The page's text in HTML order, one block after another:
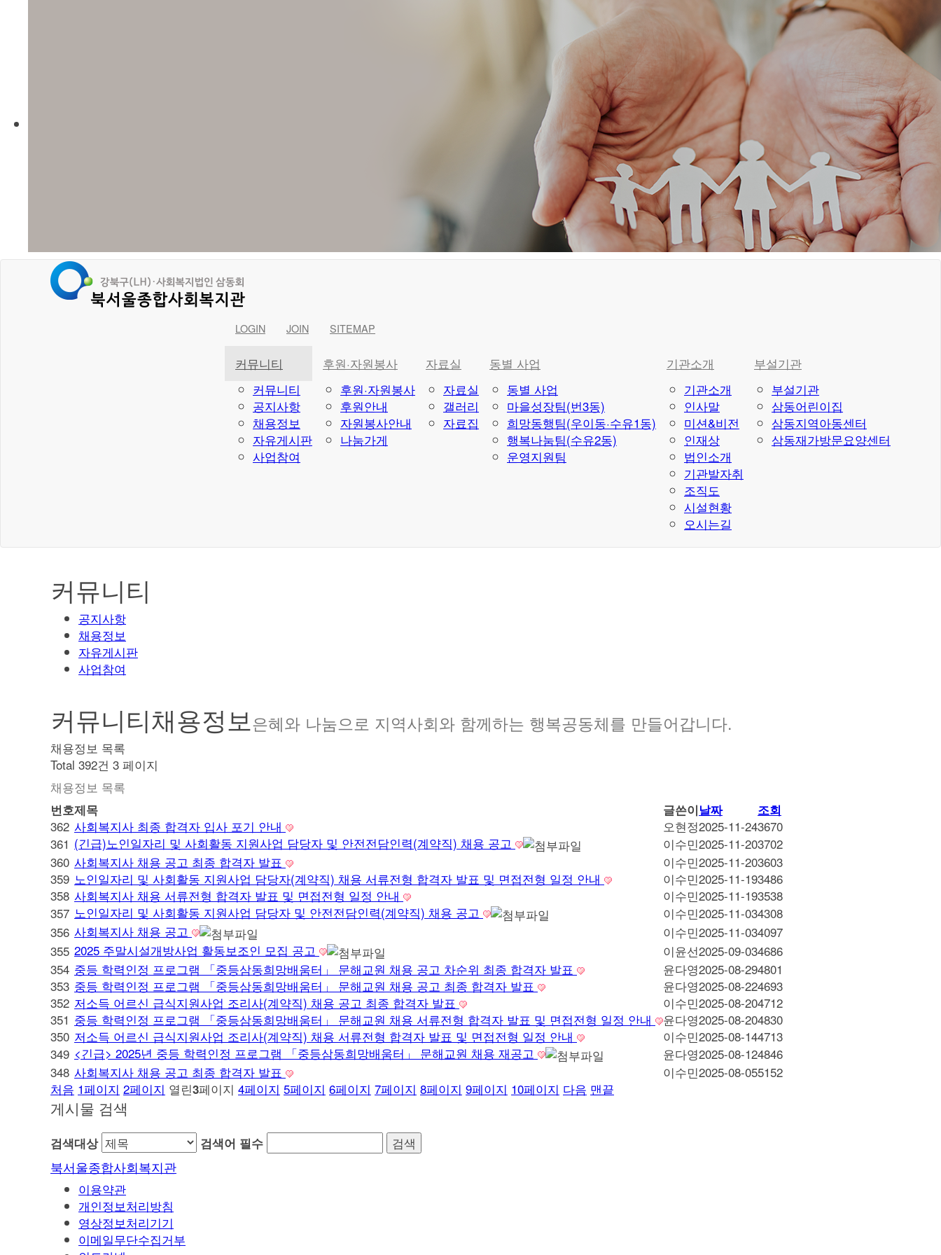
LOGIN JOIN SITEMAP
커뮤니티
커뮤니티
공지사항
채용정보
자유게시판
사업참여
후원·자원봉사
후원·자원봉사
후원안내
자원봉사안내
나눔가게
자료실
자료실
갤러리
자료집
동별 사업
동별 사업
마을성장팀(번3동)
희망동행팀(우이동·수유1동)
행복나눔팀(수유2동)
운영지원팀
기관소개
기관소개
인사말
미션&비전
인재상
법인소개
기관발자취
조직도
시설현황
오시는길
부설기관
부설기관
삼동어린이집
삼동지역아동센터
삼동재가방문요양센터
커뮤니티
공지사항
채용정보
자유게시판
사업참여
커뮤니티채용정보 은혜와 나눔으로 지역사회와 함께하는 행복공동체를 만들어갑니다.
채용정보 목록
Total 392건 3 페이지
채용정보 목록
번호제목 글쓴이날짜 조회
362 사회복지사 최종 합격자 입사 포기 안내 오현정2025-11-243670
361 (긴급)노인일자리 및 사회활동 지원사업 담당자 및 안전전담인력(계약직) 채용 공고 이수민2025-11-203702
360 사회복지사 채용 공고 최종 합격자 발표 이수민2025-11-203603
359 노인일자리 및 사회활동 지원사업 담당자(계약직) 채용 서류전형 합격자 발표 및 면접전형 일정 안내 이수민2025-11-193486
358 사회복지사 채용 서류전형 합격자 발표 및 면접전형 일정 안내 이수민2025-11-193538
357 노인일자리 및 사회활동 지원사업 담당자 및 안전전담인력(계약직) 채용 공고 이수민2025-11-034308
356 사회복지사 채용 공고 이수민2025-11-034097
355 2025 주말시설개방사업 활동보조인 모집 공고 이윤선2025-09-034686
354 중등 학력인정 프로그램 「중등삼동희망배움터」 문해교원 채용 공고 차순위 최종 합격자 발표 윤다영2025-08-294801
353 중등 학력인정 프로그램 「중등삼동희망배움터」 문해교원 채용 공고 최종 합격자 발표 윤다영2025-08-224693
352 저소득 어르신 급식지원사업 조리사(계약직) 채용 공고 최종 합격자 발표 이수민2025-08-204712
351 중등 학력인정 프로그램 「중등삼동희망배움터」 문해교원 채용 서류전형 합격자 발표 및 면접전형 일정 안내 윤다영2025-08-204830
350 저소득 어르신 급식지원사업 조리사(계약직) 채용 서류전형 합격자 발표 및 면접전형 일정 안내 이수민2025-08-144713
349 <긴급> 2025년 중등 학력인정 프로그램 「중등삼동희망배움터」 문해교원 채용 재공고 윤다영2025-08-124846
348 사회복지사 채용 공고 최종 합격자 발표 이수민2025-08-055152
처음 1페이지 2페이지 열린3페이지 4페이지 5페이지 6페이지 7페이지 8페이지 9페이지 10페이지 다음 맨끝
게시물 검색
검색대상 검색어 필수
북서울종합사회복지관
이용약관
개인정보처리방침
영상정보처리기기
이메일무단수집거부